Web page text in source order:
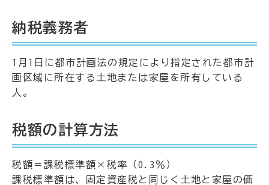
納税義務者
1月1日に都市計画法の規定により指定された都市計
画区域に所在する土地または家屋を所有している
人。
税額の計算方法
税額＝課税標準額×税率（0.3％）
課税標準額は、固定資産税と同じく土地と家屋の価